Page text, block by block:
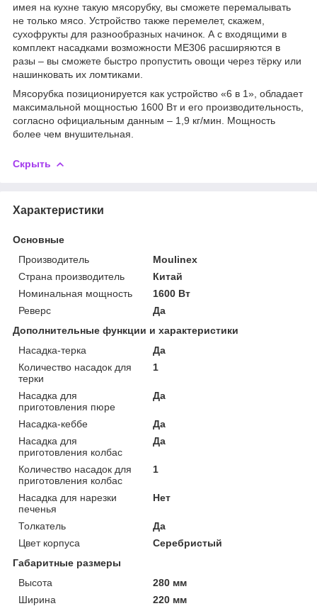
имея на кухне такую мясорубку, вы сможете перемалывать
не только мясо. Устройство также перемелет, скажем,
сухофрукты для разнообразных начинок. А с входящими в
комплект насадками возможности ME306 расширяются в
разы – вы сможете быстро пропустить овощи через тёрку или
нашинковать их ломтиками.
Мясорубка позиционируется как устройство «6 в 1», обладает
максимальной мощностью 1600 Вт и его производительность,
согласно официальным данным – 1,9 кг/мин. Мощность
более чем внушительная.
Скрыть
Характеристики
Основные
Производитель
Moulinex
Страна производитель
Китай
Номинальная мощность
1600 Вт
Реверс
Да
Дополнительные функции и характеристики
Насадка-терка
Да
Количество насадок для
терки
1
Насадка для
приготовления пюре
Да
Насадка-кеббе
Да
Насадка для
приготовления колбас
Да
Количество насадок для
приготовления колбас
1
Насадка для нарезки
печенья
Нет
Толкатель
Да
Цвет корпуса
Серебристый
Габаритные размеры
Высота
280 мм
Ширина
220 мм